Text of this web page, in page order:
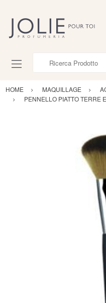
HOME MAQUILLAGE
PENNELLO PIATTO TERRE